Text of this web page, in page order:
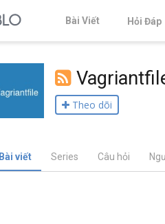
Bài Viết Hỏi Đáp
Theo dõi
Bài viết Series Câu hỏi